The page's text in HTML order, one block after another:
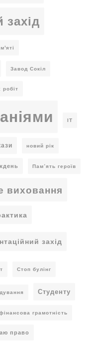
Завод Сокіл
робіт
ІТ
новий рік
Пам’ять героїв
виховання
захід
Стоп булінг
Студенту
грамотність
право